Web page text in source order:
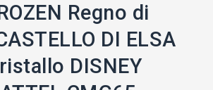
Regno di
DI ELSA
DISNEY